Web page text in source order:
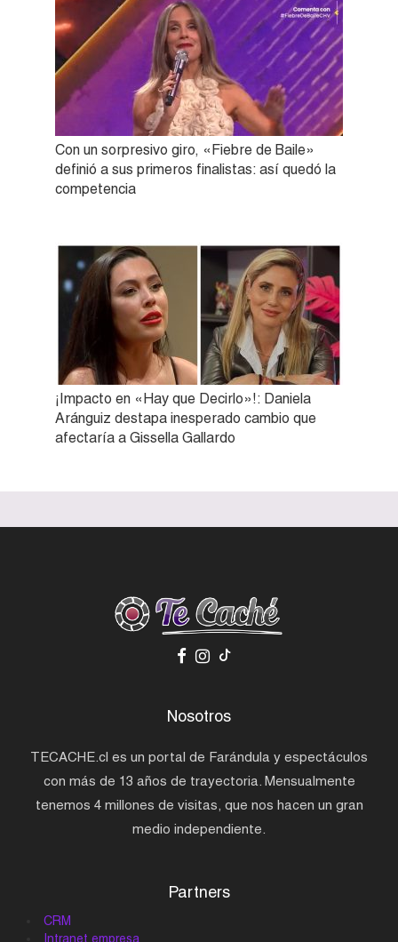
Con un sorpresivo giro, «Fiebre de Baile»
definió a sus primeros finalistas: así quedó la
competencia
¡Impacto en «Hay que Decirlo»!: Daniela
Aránguiz destapa inesperado cambio que
afectaría a Gissella Gallardo
Nosotros
TECACHE.cl es un portal de Farándula y espectáculos
con más de 13 años de trayectoria. Mensualmente
tenemos 4 millones de visitas, que nos hacen un gran
medio independiente.
Partners
CRM
Intranet empresa